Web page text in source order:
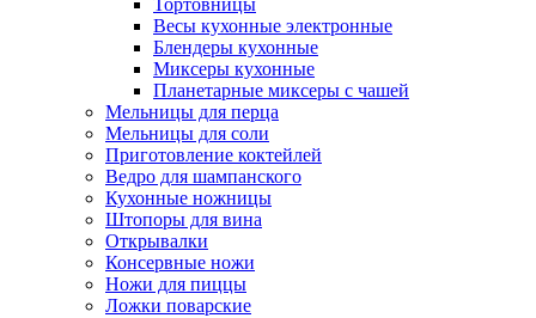
Тортовницы
Весы кухонные электронные
Блендеры кухонные
Миксеры кухонные
Планетарные миксеры с чашей
Мельницы для перца
Мельницы для соли
Приготовление коктейлей
Ведро для шампанского
Кухонные ножницы
Штопоры для вина
Открывалки
Консервные ножи
Ножи для пиццы
Ложки поварские